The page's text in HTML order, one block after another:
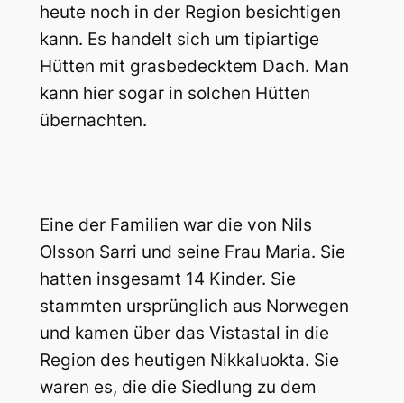
heute noch in der Region besichtigen
kann. Es handelt sich um tipiartige
Hütten mit grasbedecktem Dach. Man
kann hier sogar in solchen Hütten
übernachten.
Eine der Familien war die von Nils
Olsson Sarri und seine Frau Maria. Sie
hatten insgesamt 14 Kinder. Sie
stammten ursprünglich aus Norwegen
und kamen über das Vistastal in die
Region des heutigen Nikkaluokta. Sie
waren es, die die Siedlung zu dem